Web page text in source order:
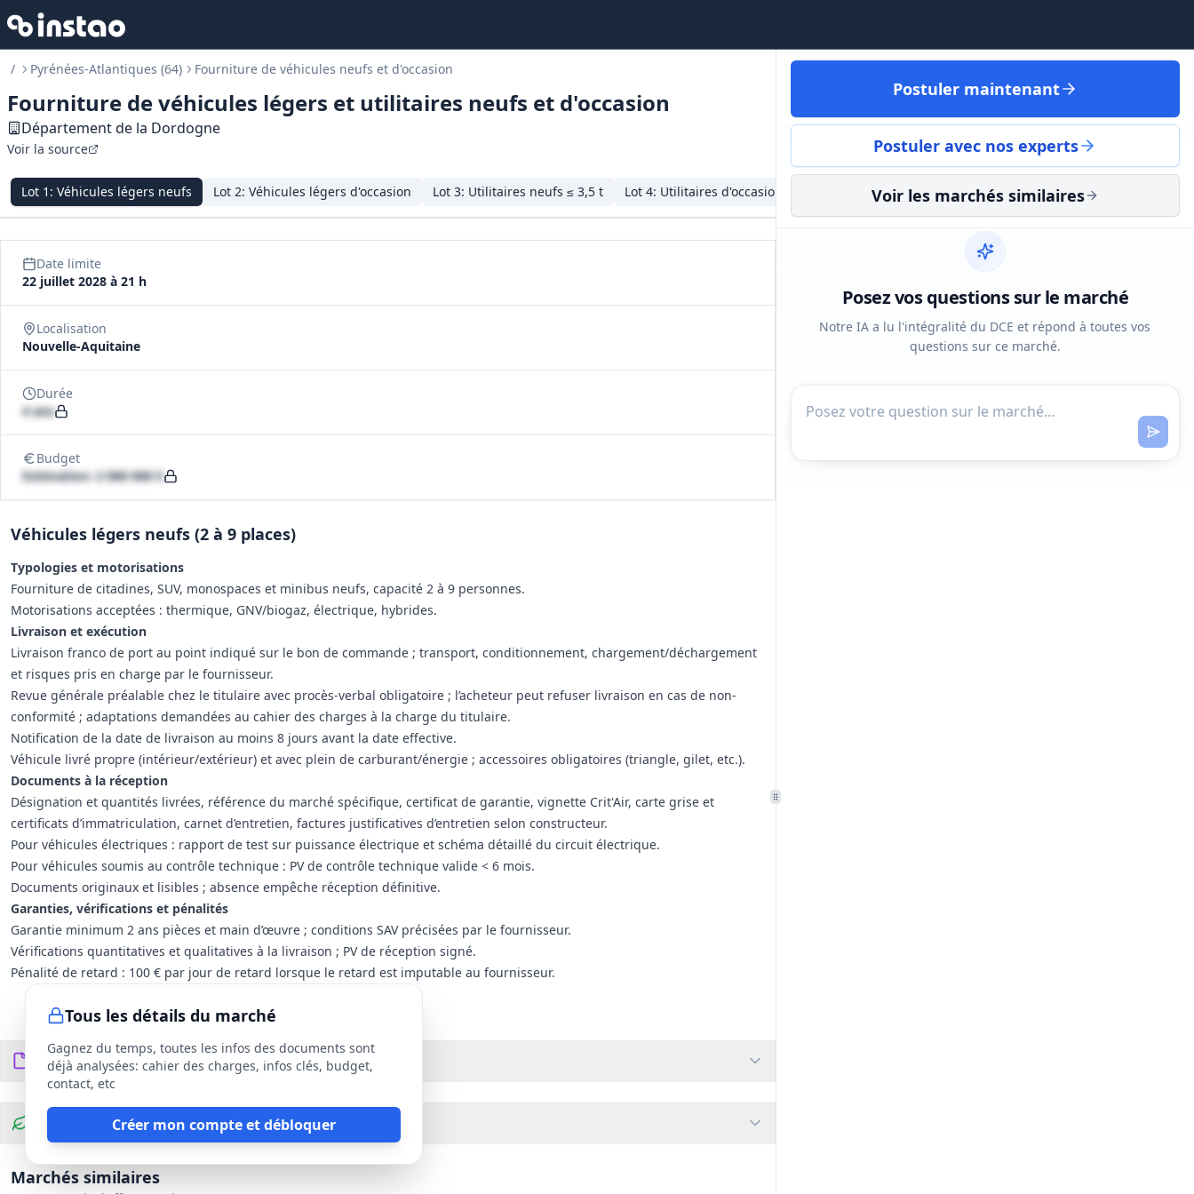
/ Pyrénées-Atlantiques (64) Fourniture de véhicules neufs et d'occasion
Fourniture de véhicules légers et utilitaires neufs et d'occasion
Département de la Dordogne
Voir la source
Lot 1 : Véhicules légers neufs Lot 2: Véhicules légers d'occasion Lot 3: Utilitaires neufs ≤ 3,5 t Lot 4: Utilitaires d'occasion ≤ 3,5 t
Date limite
22 juillet 2028 à 21 h
Localisation
Nouvelle-Aquitaine
Durée
4 ans
Budget
Estimation: 2 000 000 €
Véhicules légers neufs (2 à 9 places)
Typologies et motorisations
Fourniture de citadines, SUV, monospaces et minibus neufs, capacité 2 à 9 personnes.
Motorisations acceptées : thermique, GNV/biogaz, électrique, hybrides.
Livraison et exécution
Livraison franco de port au point indiqué sur le bon de commande ; transport, conditionnement, chargement/déchargement
et risques pris en charge par le fournisseur.
Revue générale préalable chez le titulaire avec procès-verbal obligatoire ; l’acheteur peut refuser livraison en cas de non-
conformité ; adaptations demandées au cahier des charges à la charge du titulaire.
Notification de la date de livraison au moins 8 jours avant la date effective.
Véhicule livré propre (intérieur/extérieur) et avec plein de carburant/énergie ; accessoires obligatoires (triangle, gilet, etc.).
Documents à la réception
Désignation et quantités livrées, référence du marché spécifique, certificat de garantie, vignette Crit'Air, carte grise et
certificats d’immatriculation, carnet d’entretien, factures justificatives d’entretien selon constructeur.
Pour véhicules électriques : rapport de test sur puissance électrique et schéma détaillé du circuit électrique.
Pour véhicules soumis au contrôle technique : PV de contrôle technique valide < 6 mois.
Documents originaux et lisibles ; absence empêche réception définitive.
Garanties, vérifications et pénalités
Garantie minimum 2 ans pièces et main d’œuvre ; conditions SAV précisées par le fournisseur.
Vérifications quantitatives et qualitatives à la livraison ; PV de réception signé.
Pénalité de retard : 100 € par jour de retard lorsque le retard est imputable au fournisseur.
Tous les détails du marché
Gagnez du temps, toutes les infos des documents sont
déjà analysées: cahier des charges, infos clés, budget,
contact, etc
Créer mon compte et débloquer
Documents du DCE 10fichiers
Clauses environnementales
Marchés similaires
Postuler maintenant
Postuler avec nos experts
Voir les marchés similaires
Posez vos questions sur le marché
Notre IA a lu l'intégralité du DCE et répond à toutes vos
questions sur ce marché.